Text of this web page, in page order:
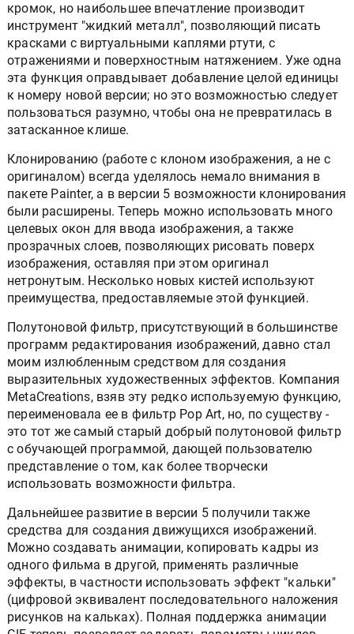
кромок, но наибольшее впечатление производит
инструмент "жидкий металл", позволяющий писать
красками с виртуальными каплями ртути, с
отражениями и поверхностным натяжением. Уже одна
эта функция оправдывает добавление целой единицы
к номеру новой версии; но это возможностью следует
пользоваться разумно, чтобы она не превратилась в
затасканное клише.
Клонированию (работе с клоном изображения, а не с
оригиналом) всегда уделялось немало внимания в
пакете Painter, а в версии 5 возможности клонирования
были расширены. Теперь можно использовать много
целевых окон для ввода изображения, а также
прозрачных слоев, позволяющих рисовать поверх
изображения, оставляя при этом оригинал
нетронутым. Несколько новых кистей используют
преимущества, предоставляемые этой функцией.
Полутоновой фильтр, присутствующий в большинстве
программ редактирования изображений, давно стал
моим излюбленным средством для создания
выразительных художественных эффектов. Компания
MetaCreations, взяв эту редко используемую функцию,
переименовала ее в фильтр Pop Art, но, по существу -
это тот же самый старый добрый полутоновой фильтр
с обучающей программой, дающей пользователю
представление о том, как более творчески
использовать возможности фильтра.
Дальнейшее развитие в версии 5 получили также
средства для создания движущихся изображений.
Можно создавать анимации, копировать кадры из
одного фильма в другой, применять различные
эффекты, в частности использовать эффект "кальки"
(цифровой эквивалент последовательного наложения
рисунков на кальках). Полная поддержка анимации